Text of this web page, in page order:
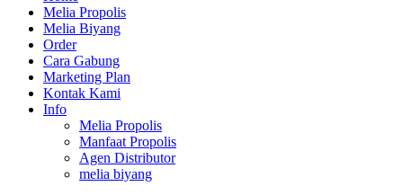
Melia Propolis
Melia Biyang
Order
Cara Gabung
Marketing Plan
Kontak Kami
Info
Melia Propolis
Manfaat Propolis
Agen Distributor
melia biyang